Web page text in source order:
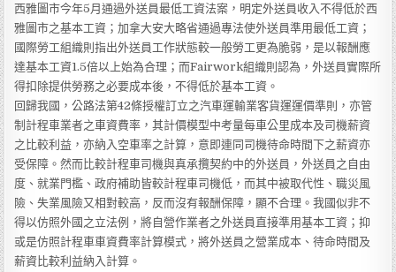
西雅圖市今年5月通過外送員最低工資法案，明定外送員收入不得低於西
雅圖市之基本工資；加拿大安大略省通過專法使外送員準用最低工資；
國際勞工組織則指出外送員工作狀態較一般勞工更為脆弱，是以報酬應
達基本工資1.5倍以上始為合理；而Fairwork組織則認為，外送員實際所
得扣除提供勞務之必要成本後，不得低於基本工資。
回歸我國，公路法第42條授權訂立之汽車運輸業客貨運運價準則，亦管
制計程車業者之車資費率，其計價模型中考量每車公里成本及司機薪資
之比較利益，亦納入空車率之計算，意即連同司機待命時間下之薪資亦
受保障。然而比較計程車司機與真承攬契約中的外送員，外送員之自由
度、就業門檻、政府補助皆較計程車司機低，而其中被取代性、職災風
險、失業風險又相對較高，反而沒有報酬保障，顯不合理。我國似非不
得以仿照外國之立法例，將自營作業者之外送員直接準用基本工資；抑
或是仿照計程車車資費率計算模式，將外送員之營業成本、待命時間及
薪資比較利益納入計算。